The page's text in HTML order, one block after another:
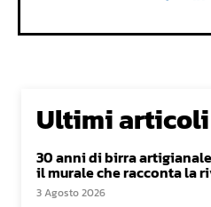
Ultimi articoli
30 anni di birra
il murale che racconta la
3 Agosto 2026